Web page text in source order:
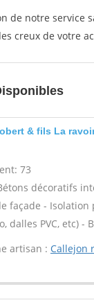
de notre service
creux de votre
& fils La
73
décoratifs
façade -
dalles PVC, etc)
artisan : Callejon